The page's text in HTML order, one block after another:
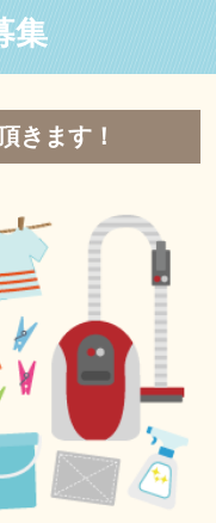
集
きます！